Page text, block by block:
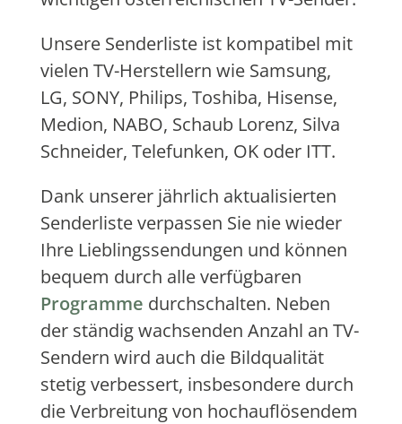
Unsere Senderliste ist kompatibel mit
vielen TV-Herstellern wie Samsung,
LG, SONY, Philips, Toshiba, Hisense,
Medion, NABO, Schaub Lorenz, Silva
Schneider, Telefunken, OK oder ITT.
Dank unserer jährlich aktualisierten
Senderliste verpassen Sie nie wieder
Ihre Lieblingssendungen und können
bequem durch alle verfügbaren
Programme durchschalten. Neben
der ständig wachsenden Anzahl an TV-
Sendern wird auch die Bildqualität
stetig verbessert, insbesondere durch
die Verbreitung von hochauflösendem